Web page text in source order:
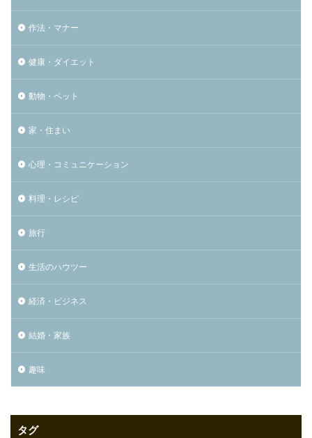
作法・マナー
健康・ダイエット
動物・ペット
家・住まい
心理・コミュニケーション
料理・レシピ
旅行
生活のハウツー
経済・ビジネス
結婚・家族
趣味
タグ